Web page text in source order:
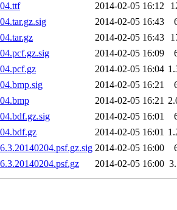
2014-02-05 16:12
2014-02-05 16:43
2014-02-05 16:43
2014-02-05 16:09
2014-02-05 16:04
2014-02-05 16:21
2014-02-05 16:21
2014-02-05 16:01
2014-02-05 16:01
2014-02-05 16:00
2014-02-05 16:00